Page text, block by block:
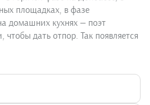
площадках, в фазе
домашних кухнях — поэт
дать отпор. Так появляется